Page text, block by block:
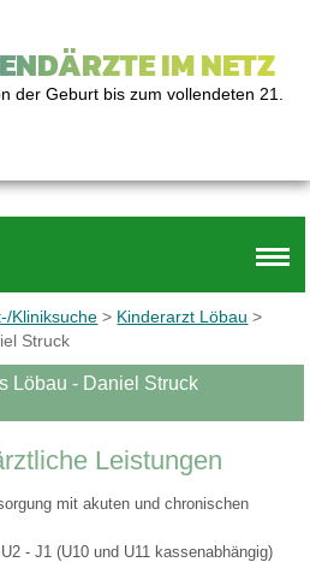
IM NETZ
der Geburt bis zum vollendeten 21.
Kliniksuche > Kinderarzt Löbau >
Struck
Löbau - Daniel Struck
Leistungen
mit akuten und chronischen
- J1 (U10 und U11 kassenabhängig)